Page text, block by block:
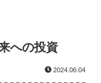
への投資
2024.06.04